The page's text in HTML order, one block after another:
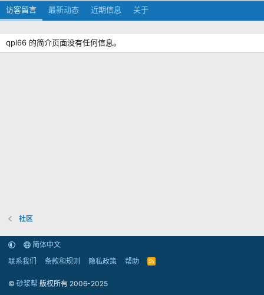
访客留言 最新动态 近期信息 关于
qpl66 的简介页面没有任何信息。
社区
简体中文
联系我们
条款和规则 隐私政策 帮助
R
© 砂浆帮 版权所有 2006-2025